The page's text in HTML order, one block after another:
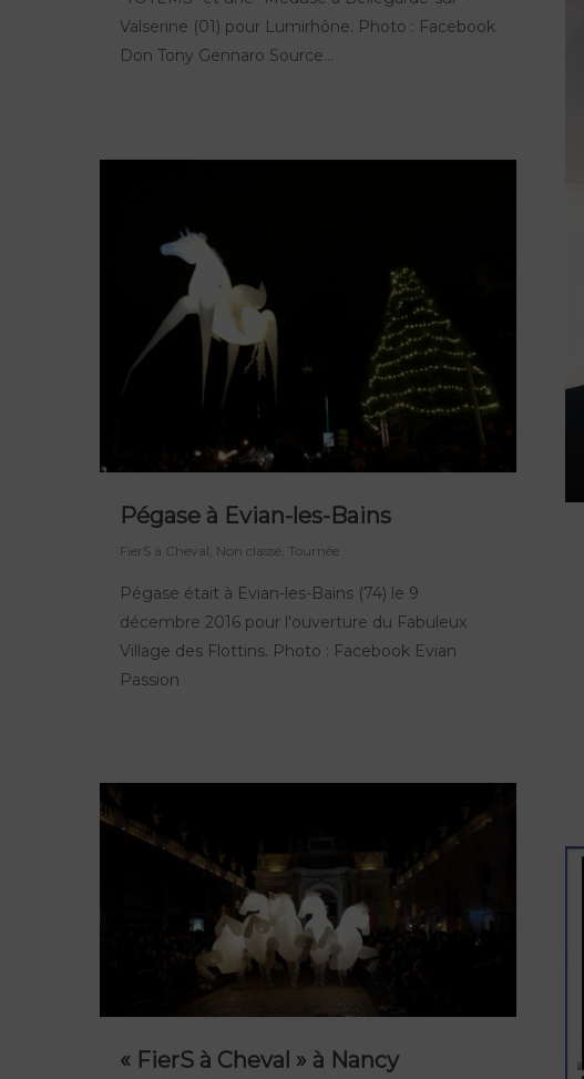
Valserine (01) pour Lumirhône. Photo : Facebook
Don Tony Gennaro Source...
Pégase à Evian-les-Bains
FierS à Cheval Non classé Tournée
Pégase était à Evian-les-Bains (74) le 9
décembre 2016 pour l'ouverture du Fabuleux
Village des Flottins. Photo : Facebook Evian
Passion
« FierS à Cheval » à Nancy